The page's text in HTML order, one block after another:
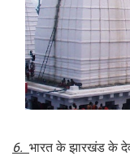
6. भारत के झारखंड के